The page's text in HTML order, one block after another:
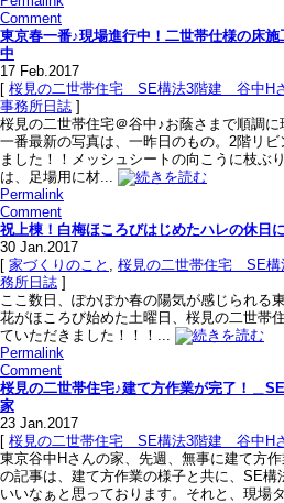
Comment
東京春一番♪現場進行中！二世帯仕様の床
中
17 Feb.2017
[ 桜見の二世帯住宅＿SE構法3階建＿谷中H
事務所日誌 ]
桜見の二世帯住宅＠谷中♪お蔭さまで順調
一番最新の写真は、一昨日のもの。2階リ
ました！！メッシュシートの向こうに枝ぶ
は、足場用に材...
Permalink
Comment
祝上棟！白梅ほころびはじめたハレの休日
30 Jan.2017
[ 家づくりのこと , 桜見の二世帯住宅＿SE
務所日誌 ]
ここ数日、ぽかぽか春の陽気が感じられる
花がほころび始めた土曜日、桜見の二世帯
ていただきました！！！...
Permalink
Comment
桜見の二世帯住宅♪建て方作業が完了！＿
家
23 Jan.2017
[ 桜見の二世帯住宅＿SE構法3階建＿谷中H
東京谷中Hさんの家、先週、無事に建て方
の記事は、建て方作業の様子と共に、SE構
いいなぁと思っております。それと、現場